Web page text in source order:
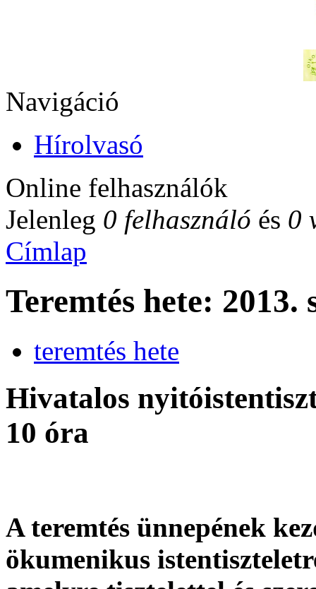
Navigáció
Hírolvasó
Online felhasználók
Jelenleg 0 felhasználó és 0
Címlap
Teremtés hete:
teremtés hete
Hivatalos
10 óra
A teremtés ünnepének
ökumenikus